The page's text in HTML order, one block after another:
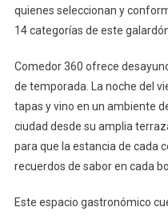
quienes seleccionan y
14 categorías de este
Comedor 360 ofrece
de temporada. La noche del
tapas y vino en un ambiente
ciudad desde su amplia
para que la estancia de cada
recuerdos de sabor en cada
Este espacio gastronómico